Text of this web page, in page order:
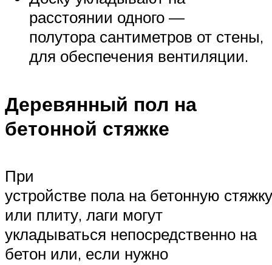
расстоянии одного —
полутора сантиметров от стены,
для обеспечения вентиляции.
Деревянный пол на
бетонной стяжке
При
устройстве пола на бетонную стяжку
или плиту, лаги могут
укладываться непосредственно на
бетон или, если нужно